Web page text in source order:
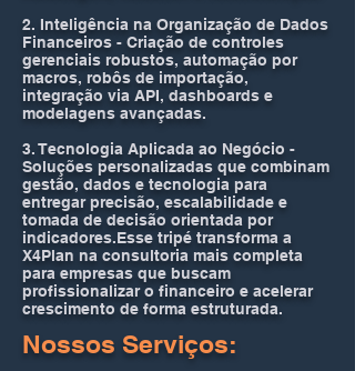
2. Inteligência na Organização de Dados
Financeiros - Criação de controles
gerenciais robustos, automação por
macros, robôs de importação,
integração via API, dashboards e
modelagens avançadas.​
3. Tecnologia Aplicada ao Negócio -
Soluções personalizadas que combinam
gestão, dados e tecnologia para
entregar precisão, escalabilidade e
tomada de decisão orientada por
indicadores.​Esse tripé transforma a
X4Plan na consultoria mais completa
para empresas que buscam
profissionalizar o financeiro e acelerar
crescimento de forma estruturada.​​
Nossos Serviços: